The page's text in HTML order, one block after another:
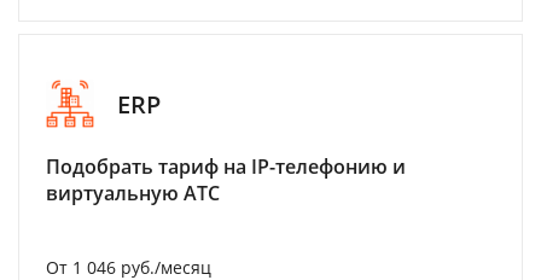
ERP
Подобрать тариф на IP-телефонию и
виртуальную АТС
От 1 046 руб./месяц